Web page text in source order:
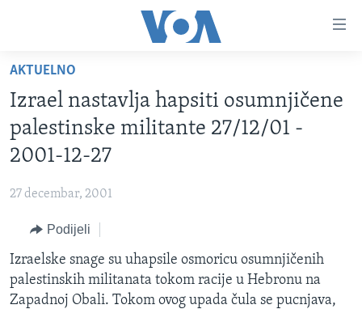
glavni
sadržaj
na
glavnu
Idi
pretragu
TV PROGRAM
VIDEO
FOTOGRAFIJE DANA
SJEDINJENE AMERIČKE DRŽAVE
BOSNA I HERCEGOVINA
SVIJET
NAUKA I TEHNOLOGIJA
SPECIJALNI PROJEKTI
KORUPCIJA
SLOBODA MEDIJA
AKTUELNO
Izrael nastavlja hapsiti osumnjičene
palestinske militante 27/12/01 -
2001-12-27
27 decembar, 2001
Podijeli
Izraelske snage su uhapsile osmoricu osumnjičenih
palestinskih militanata tokom racije u Hebronu na
Zapadnoj Obali. Tokom ovog upada čula se pucnjava,